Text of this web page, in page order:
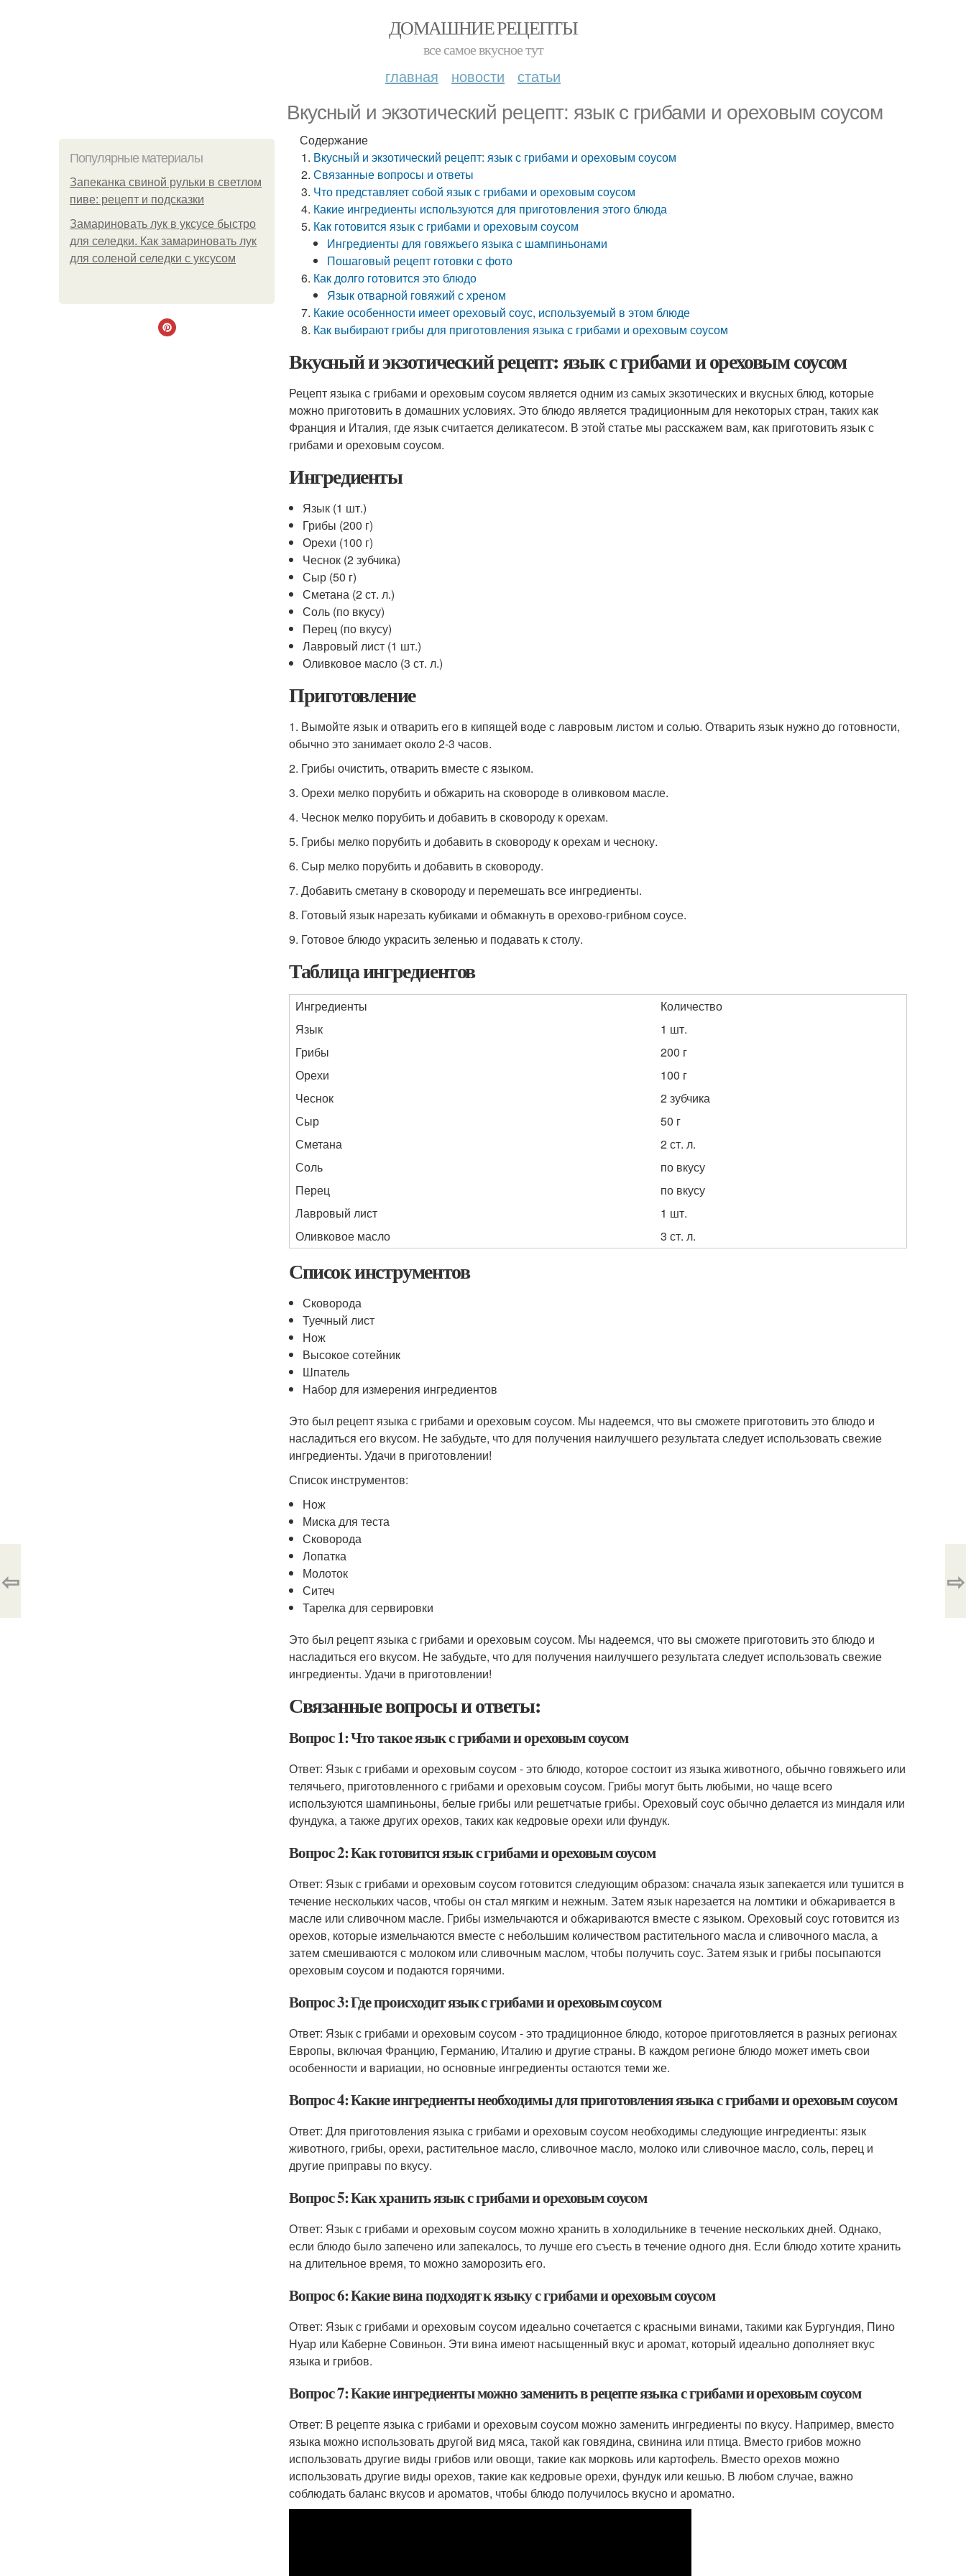
ДОМАШНИЕ РЕЦЕПТЫ
все самое вкусное тут
главная новости статьи
Вкусный и экзотический рецепт: язык с грибами и ореховым соусом
Популярные материалы
Запеканка свиной рульки в светлом
пиве: рецепт и подсказки
Замариновать лук в уксусе быстро
для селедки. Как замариновать лук
для соленой селедки с уксусом
Содержание
Вкусный и экзотический рецепт: язык с грибами и ореховым соусом
Связанные вопросы и ответы
Что представляет собой язык с грибами и ореховым соусом
Какие ингредиенты используются для приготовления этого блюда
Как готовится язык с грибами и ореховым соусом
Ингредиенты для говяжьего языка с шампиньонами
Пошаговый рецепт готовки с фото
Как долго готовится это блюдо
Язык отварной говяжий с хреном
Какие особенности имеет ореховый соус, используемый в этом блюде
Как выбирают грибы для приготовления языка с грибами и ореховым соусом
Вкусный и экзотический рецепт: язык с грибами и ореховым соусом
Рецепт языка с грибами и ореховым соусом является одним из самых экзотических и вкусных блюд, которые
можно приготовить в домашних условиях. Это блюдо является традиционным для некоторых стран, таких как
Франция и Италия, где язык считается деликатесом. В этой статье мы расскажем вам, как приготовить язык с
грибами и ореховым соусом.
Ингредиенты
Язык (1 шт.)
Грибы (200 г)
Орехи (100 г)
Чеснок (2 зубчика)
Сыр (50 г)
Сметана (2 ст. л.)
Соль (по вкусу)
Перец (по вкусу)
Лавровый лист (1 шт.)
Оливковое масло (3 ст. л.)
Приготовление
1. Вымойте язык и отварить его в кипящей воде с лавровым листом и солью. Отварить язык нужно до готовности,
обычно это занимает около 2-3 часов.
2. Грибы очистить, отварить вместе с языком.
3. Орехи мелко порубить и обжарить на сковороде в оливковом масле.
4. Чеснок мелко порубить и добавить в сковороду к орехам.
5. Грибы мелко порубить и добавить в сковороду к орехам и чесноку.
6. Сыр мелко порубить и добавить в сковороду.
7. Добавить сметану в сковороду и перемешать все ингредиенты.
8. Готовый язык нарезать кубиками и обмакнуть в орехово-грибном соусе.
9. Готовое блюдо украсить зеленью и подавать к столу.
Таблица ингредиентов
Ингредиенты
Количество
Язык
1 шт.
Грибы
200 г
Орехи
100 г
Чеснок
2 зубчика
Сыр
50 г
Сметана
2 ст. л.
Соль
по вкусу
Перец
по вкусу
Лавровый лист
1 шт.
Оливковое масло
3 ст. л.
Список инструментов
Сковорода
Туечный лист
Нож
Высокое сотейник
Шпатель
Набор для измерения ингредиентов
Это был рецепт языка с грибами и ореховым соусом. Мы надеемся, что вы сможете приготовить это блюдо и
насладиться его вкусом. Не забудьте, что для получения наилучшего результата следует использовать свежие
ингредиенты. Удачи в приготовлении!
Список инструментов:
Нож
Миска для теста
Сковорода
Лопатка
Молоток
Ситеч
Тарелка для сервировки
Это был рецепт языка с грибами и ореховым соусом. Мы надеемся, что вы сможете приготовить это блюдо и
насладиться его вкусом. Не забудьте, что для получения наилучшего результата следует использовать свежие
ингредиенты. Удачи в приготовлении!
Связанные вопросы и ответы:
Вопрос 1: Что такое язык с грибами и ореховым соусом
Ответ: Язык с грибами и ореховым соусом - это блюдо, которое состоит из языка животного, обычно говяжьего или
телячьего, приготовленного с грибами и ореховым соусом. Грибы могут быть любыми, но чаще всего
используются шампиньоны, белые грибы или решетчатые грибы. Ореховый соус обычно делается из миндаля или
фундука, а также других орехов, таких как кедровые орехи или фундук.
Вопрос 2: Как готовится язык с грибами и ореховым соусом
Ответ: Язык с грибами и ореховым соусом готовится следующим образом: сначала язык запекается или тушится в
течение нескольких часов, чтобы он стал мягким и нежным. Затем язык нарезается на ломтики и обжаривается в
масле или сливочном масле. Грибы измельчаются и обжариваются вместе с языком. Ореховый соус готовится из
орехов, которые измельчаются вместе с небольшим количеством растительного масла и сливочного масла, а
затем смешиваются с молоком или сливочным маслом, чтобы получить соус. Затем язык и грибы посыпаются
ореховым соусом и подаются горячими.
Вопрос 3: Где происходит язык с грибами и ореховым соусом
Ответ: Язык с грибами и ореховым соусом - это традиционное блюдо, которое приготовляется в разных регионах
Европы, включая Францию, Германию, Италию и другие страны. В каждом регионе блюдо может иметь свои
особенности и вариации, но основные ингредиенты остаются теми же.
Вопрос 4: Какие ингредиенты необходимы для приготовления языка с грибами и ореховым соусом
Ответ: Для приготовления языка с грибами и ореховым соусом необходимы следующие ингредиенты: язык
животного, грибы, орехи, растительное масло, сливочное масло, молоко или сливочное масло, соль, перец и
другие приправы по вкусу.
Вопрос 5: Как хранить язык с грибами и ореховым соусом
Ответ: Язык с грибами и ореховым соусом можно хранить в холодильнике в течение нескольких дней. Однако,
если блюдо было запечено или запекалось, то лучше его съесть в течение одного дня. Если блюдо хотите хранить
на длительное время, то можно заморозить его.
Вопрос 6: Какие вина подходят к языку с грибами и ореховым соусом
Ответ: Язык с грибами и ореховым соусом идеально сочетается с красными винами, такими как Бургундия, Пино
Нуар или Каберне Совиньон. Эти вина имеют насыщенный вкус и аромат, который идеально дополняет вкус
языка и грибов.
Вопрос 7: Какие ингредиенты можно заменить в рецепте языка с грибами и ореховым соусом
Ответ: В рецепте языка с грибами и ореховым соусом можно заменить ингредиенты по вкусу. Например, вместо
языка можно использовать другой вид мяса, такой как говядина, свинина или птица. Вместо грибов можно
использовать другие виды грибов или овощи, такие как морковь или картофель. Вместо орехов можно
использовать другие виды орехов, такие как кедровые орехи, фундук или кешью. В любом случае, важно
соблюдать баланс вкусов и ароматов, чтобы блюдо получилось вкусно и ароматно.
⇦ ⇨